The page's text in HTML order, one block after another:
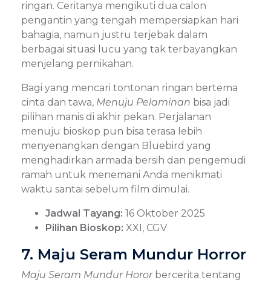
ringan. Ceritanya mengikuti dua calon
pengantin yang tengah mempersiapkan hari
bahagia, namun justru terjebak dalam
berbagai situasi lucu yang tak terbayangkan
menjelang pernikahan.
Bagi yang mencari tontonan ringan bertema
cinta dan tawa, Menuju Pelaminan bisa jadi
pilihan manis di akhir pekan. Perjalanan
menuju bioskop pun bisa terasa lebih
menyenangkan dengan Bluebird yang
menghadirkan armada bersih dan pengemudi
ramah untuk menemani Anda menikmati
waktu santai sebelum film dimulai.
Jadwal Tayang: 16 Oktober 2025
Pilihan Bioskop: XXI, CGV
7. Maju Seram Mundur Horror
Maju Seram Mundur Horor bercerita tentang